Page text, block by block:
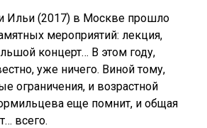
Ильи (2017) в Москве прошло
мероприятий: лекция,
концерт… В этом году,
уже ничего. Виной тому,
ограничения, и возрастной
еще помнит, и общая
всего.